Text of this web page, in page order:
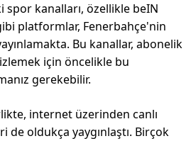
spor kanalları, özellikle beIN
platformlar, Fenerbahçe'nin
Bu kanallar, abonelik
için öncelikle bu
gerekebilir.
internet üzerinden canlı
de oldukça yaygınlaştı. Birçok